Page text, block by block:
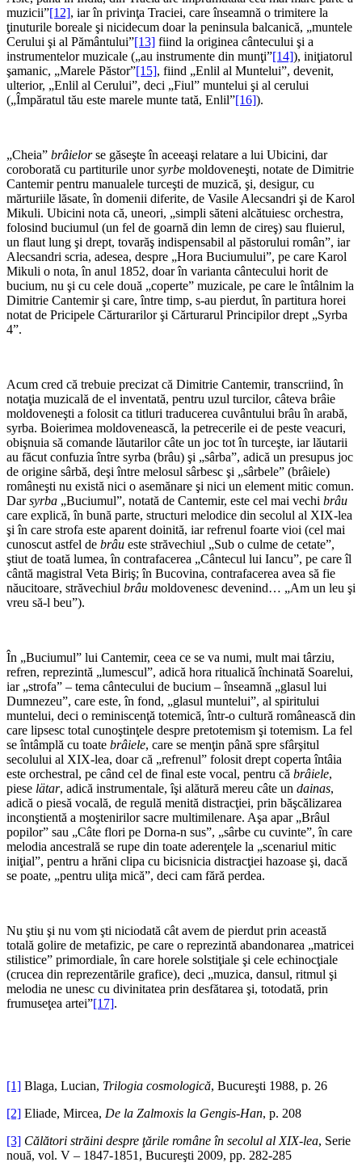
muzicii”[12], iar în privinţa Traciei, care înseamnă o trimitere la
ţinuturile boreale şi nicidecum doar la peninsula balcanică, „muntele
Cerului şi al Pământului”[13] fiind la originea cântecului şi a
instrumentelor muzicale („au instrumente din munţi”[14]), iniţiatorul
şamanic, „Marele Păstor”[15], fiind „Enlil al Muntelui”, devenit,
ulterior, „Enlil al Cerului”, deci „Fiul” muntelui şi al cerului
(„Împăratul tău este marele munte tată, Enlil”[16]).
„Cheia” brâielorse găseşte în aceeaşi relatare a lui Ubicini, dar
coroborată cu partiturile unorsyrbe moldoveneşti, notate de Dimitrie
Cantemir pentru manualele turceşti de muzică, şi, desigur, cu
mărturiile lăsate, în domenii diferite, de Vasile Alecsandri şi de Karol
Mikuli. Ubicini nota că, uneori, „simpli săteni alcătuiesc orchestra,
folosind buciumul (un fel de goarnă din lemn de cireş) sau fluierul,
un flaut lung şi drept, tovarăş indispensabil al păstorului român”, iar
Alecsandri scria, adesea, despre „Hora Buciumului”, pe care Karol
Mikuli o nota, în anul 1852, doar în varianta cântecului horit de
bucium, nu şi cu cele două „coperte” muzicale, pe care le întâlnim la
Dimitrie Cantemir şi care, între timp, s-au pierdut, în partitura horei
notat de Pricipele Cărturarilor şi Cărturarul Principilor drept „Syrba
4”.
Acum cred că trebuie precizat că Dimitrie Cantemir, transcriind, în
notaţia muzicală de el inventată, pentru uzul turcilor, câteva brâie
moldoveneşti a folosit ca titluri traducerea cuvântului brâu în arabă,
syrba. Boierimea moldovenească, la petrecerile ei de peste veacuri,
obişnuia să comande lăutarilor câte un joc tot în turceşte, iar lăutarii
au făcut confuzia între syrba (brâu) şi „sârba”, adică un presupus joc
de origine sârbă, deşi între melosul sârbesc şi „sârbele” (brâiele)
româneşti nu există nici o asemănare şi nici un element mitic comun.
Darsyrba „Buciumul”, notată de Cantemir, este cel mai vechi brâu
care explică, în bună parte, structuri melodice din secolul al XIX-lea
şi în care strofa este aparent doinită, iar refrenul foarte vioi (cel mai
cunoscut astfel de brâu este străvechiul „Sub o culme de cetate”,
ştiut de toată lumea, în contrafacerea „Cântecul lui Iancu”, pe care îl
cântă magistral Veta Biriş; în Bucovina, contrafacerea avea să fie
năucitoare, străvechiul brâu moldovenesc devenind… „Am un leu şi
vreu să-l beu”).
În „Buciumul” lui Cantemir, ceea ce se va numi, mult mai târziu,
refren, reprezintă „lumescul”, adică hora ritualică închinată Soarelui,
iar „strofa” – tema cântecului de bucium – înseamnă „glasul lui
Dumnezeu”, care este, în fond, „glasul muntelui”, al spiritului
muntelui, deci o reminiscenţă totemică, într-o cultură românească din
care lipsesc total cunoştinţele despre pretotemism şi totemism. La fel
se întâmplă cu toate brâiele, care se menţin până spre sfârşitul
secolului al XIX-lea, doar că „refrenul” folosit drept coperta întâia
este orchestral, pe când cel de final este vocal, pentru că brâiele,
piese lätar, adică instrumentale, îşi alătură mereu câte un dainas,
adică o piesă vocală, de regulă menită distracţiei, prin băşcălizarea
inconştientă a moştenirilor sacre multimilenare. Aşa apar „Brâul
popilor” sau „Câte flori pe Dorna-n sus”, „sârbe cu cuvinte”, în care
melodia ancestrală se rupe din toate aderenţele la „scenariul mitic
iniţial”, pentru a hrăni clipa cu bicisnicia distracţiei hazoase şi, dacă
se poate, „pentru uliţa mică”, deci cam fără perdea.
Nu ştiu şi nu vom şti niciodată cât avem de pierdut prin această
totală golire de metafizic, pe care o reprezintă abandonarea „matricei
stilistice” primordiale, în care horele solstiţiale şi cele echinocţiale
(crucea din reprezentările grafice), deci „muzica, dansul, ritmul şi
melodia ne unesc cu divinitatea prin desfătarea şi, totodată, prin
frumuseţea artei”[17].
[1] Blaga, Lucian, Trilogia cosmologică, Bucureşti 1988, p. 26
[2] Eliade, Mircea, De la Zalmoxis la Gengis-Han, p. 208
[3] Călători străini despre ţările române în secolul al XIX-lea, Serie
nouă, vol. V – 1847-1851, Bucureşti 2009, pp. 282-285